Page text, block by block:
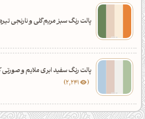
پالت رنگ سبز مریم‌گلی و نارنجی تیره
پالت رنگ سفید ابری ملایم و صورتی